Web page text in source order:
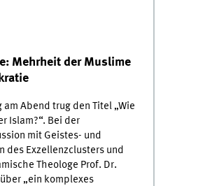
Mehrheit der Muslime
Abend trug den Titel „Wie
Islam?“. Bei der
mit Geistes- und
des Exzellenzclusters und
Theologe Prof. Dr.
„ein komplexes